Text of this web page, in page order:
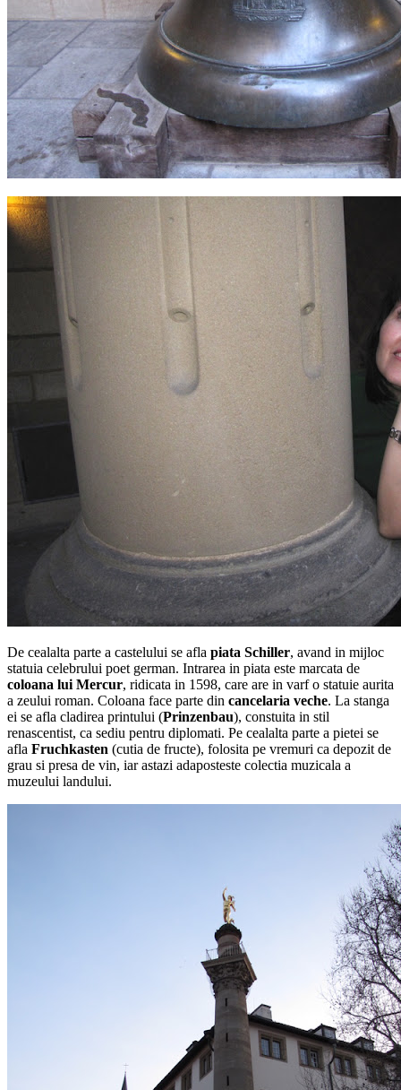
De cealalta parte a castelului se afla piata Schiller, avand in mijloc
statuia celebrului poet german. Intrarea in piata este marcata de
coloana lui Mercur, ridicata in 1598, care are in varf o statuie aurita
a zeului roman. Coloana face parte din cancelaria veche. La stanga
ei se afla cladirea printului (Prinzenbau), constuita in stil
renascentist, ca sediu pentru diplomati. Pe cealalta parte a pietei se
afla Fruchkasten (cutia de fructe), folosita pe vremuri ca depozit de
grau si presa de vin, iar astazi adaposteste colectia muzicala a
muzeului landului.